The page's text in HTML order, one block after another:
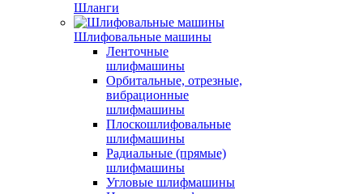
Шланги
Шлифовальные машины
Ленточные
шлифмашины
Орбитальные, отрезные,
вибрационные
шлифмашины
Плоскошлифовальные
шлифмашины
Радиальные (прямые)
шлифмашины
Угловые шлифмашины